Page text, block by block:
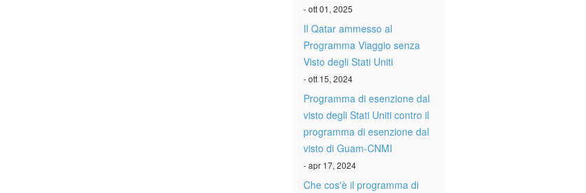
- ott 01, 2025
Il Qatar ammesso al
Programma Viaggio senza
Visto degli Stati Uniti
- ott 15, 2024
Programma di esenzione dal
visto degli Stati Uniti contro il
programma di esenzione dal
visto di Guam-CNMI
- apr 17, 2024
Che cos'è il programma di